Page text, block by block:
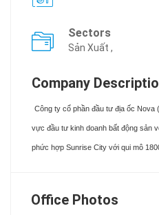
Sectors
Sản Xuất ,
Company
Công ty cổ phần đầu tư địa ốc Nova
vực đầu tư kinh doanh bất động sản
phức hợp Sunrise City với qui mô
Office Photos